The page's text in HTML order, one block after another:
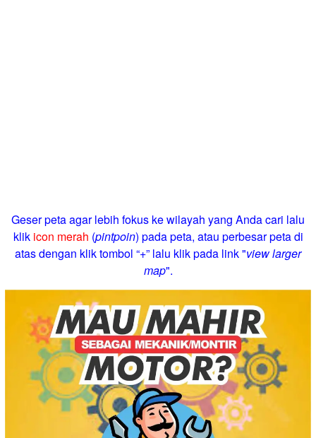
Geser peta agar lebih fokus ke wilayah yang Anda cari lalu
klik icon merah (pintpoin) pada peta, atau perbesar peta di
atas dengan klik tombol “+” lalu klik pada link "view larger
map".